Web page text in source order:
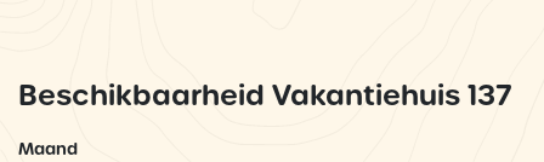
Beschikbaarheid Vakantiehuis 137
Maand